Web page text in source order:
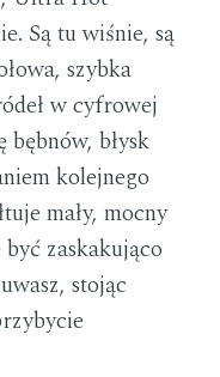
Są tu wiśnie, są
szybka
w cyfrowej
bębnów, błysk
kolejnego
mały, mocny
zaskakująco
stojąc